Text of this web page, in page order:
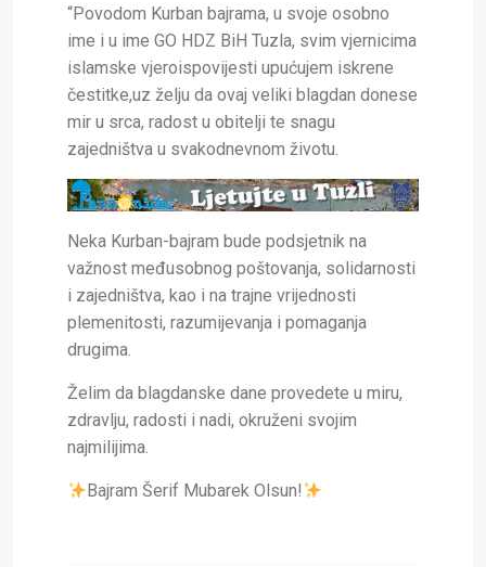
“Povodom Kurban bajrama, u svoje osobno
ime i u ime GO HDZ BiH Tuzla, svim vjernicima
islamske vjeroispovijesti upućujem iskrene
čestitke,uz želju da ovaj veliki blagdan donese
mir u srca, radost u obitelji te snagu
zajedništva u svakodnevnom životu.
Neka Kurban-bajram bude podsjetnik na
važnost međusobnog poštovanja, solidarnosti
i zajedništva, kao i na trajne vrijednosti
plemenitosti, razumijevanja i pomaganja
drugima.
Želim da blagdanske dane provedete u miru,
zdravlju, radosti i nadi, okruženi svojim
najmilijima.
Bajram Šerif Mubarek Olsun!